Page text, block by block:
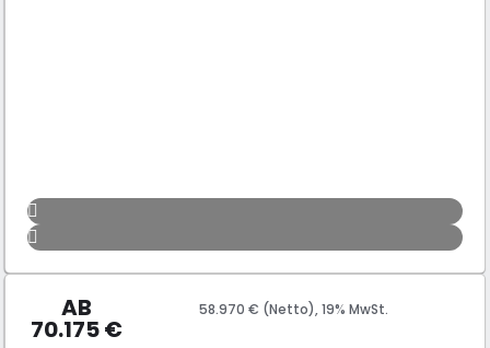
AB
70.175€
58.970 € (Netto), 19% MwSt.